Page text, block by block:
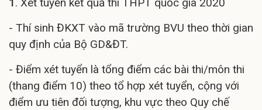
- Thí sinh ĐKXT vào mã trường BVU theo thời gian
quy định của Bộ GD&ĐT.
- Điểm xét tuyển là tổng điểm các bài thi/môn thi
(thang điểm 10) theo tổ hợp xét tuyển, cộng với
điểm ưu tiên đối tượng, khu vực theo Quy chế